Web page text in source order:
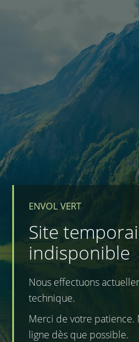
ENVOL VERT
Site
indisponible
Nous effectuons
technique.
Merci de votre patience.
ligne dès que possible.